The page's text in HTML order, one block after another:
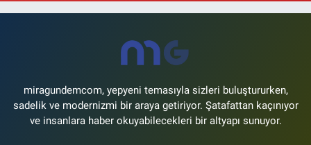
miragundemcom, yepyeni temasıyla sizleri buluştururken,
sadelik ve modernizmi bir araya getiriyor. Şatafattan kaçınıyor
ve insanlara haber okuyabilecekleri bir altyapı sunuyor.